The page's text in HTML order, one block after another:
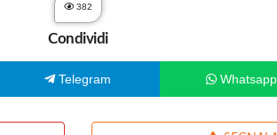
382
Condividi
Telegram Whatsapp